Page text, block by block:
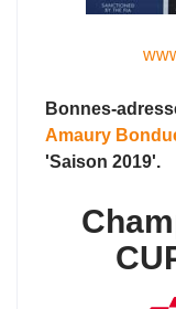
Bonnes-
Amaury
'Saison 2019'.